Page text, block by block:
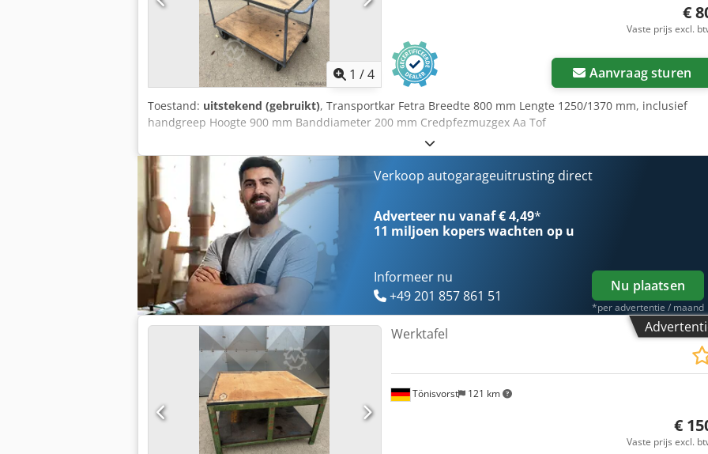
1 /4
€
Vaste prijs excl.
Aanvraag sturen
Toestand: uitstekend (gebruikt), Transportkar Fetra Breedte 800 mm Lengte 1250/1370 mm, inclusief
handgreep Hoogte 900 mm Banddiameter 200 mm Credpfezmuzgex Aa Tof
Verkoop autogarageuitrusting direct
Adverteer nu vanaf € 4,49*
11 miljoen koperswachten op u
Informeer nu
+49 201 857 861 51
Nu plaatsen
*per advertentie / maand
Tönisvorst 121 km
Werktafel
€
Vaste prijs excl.